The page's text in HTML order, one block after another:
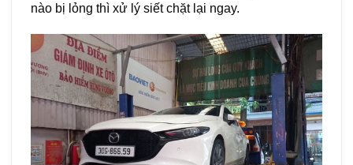
nào bị lỏng thì xử lý siết chặt lại ngay.